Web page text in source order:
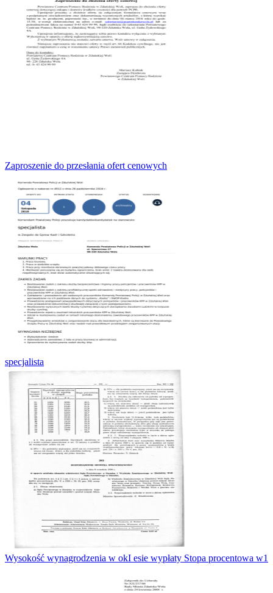
Zaproszenie do przesłania ofert cenowych
specjalista
Wysokość wynagrodzenia w okI esie wypłaty Stopa procentowa w1